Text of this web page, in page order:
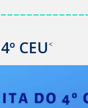
CEU <